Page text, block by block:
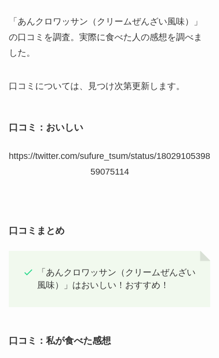
「あんクロワッサン（クリームぜんざい風味）」
の口コミを調査。実際に食べた人の感想を調べま
した。
口コミについては、見つけ次第更新します。
口コミ：おいしい
https://twitter.com/sufure_tsum/status/18029105398
59075114
口コミまとめ
「あんクロワッサン（クリームぜんざい
風味）」はおいしい！おすすめ！
口コミ：私が食べた感想